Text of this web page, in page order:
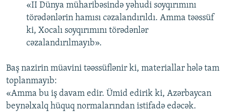
«II Dünya müharibəsində yəhudi soyqırımını
törədənlərin hamısı cəzalandırıldı. Amma təəssüf
ki, Xocalı soyqırımını törədənlər
cəzalandırılmayıb».
Baş nazirin müavini təəssüflənir ki, materiallar hələ tam
toplanmayıb:
«Amma bu iş davam edir. Ümid edirik ki, Azərbaycan
beynəlxalq hüquq normalarından istifadə edəcək.